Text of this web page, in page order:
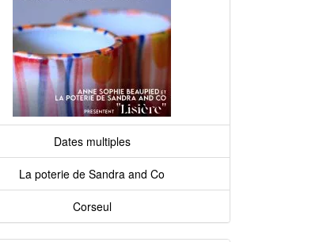
Dates multiples
La poterie de Sandra and Co
Corseul